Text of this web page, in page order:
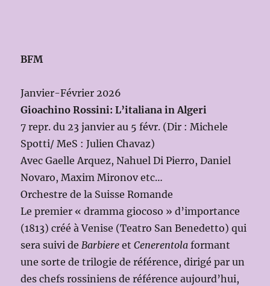
BFM
Janvier-Février 2026
Gioachino Rossini: L’italiana in Algeri
7 repr. du 23 janvier au 5 févr. (Dir : Michele
Spotti/ MeS : Julien Chavaz)
Avec Gaelle Arquez, Nahuel Di Pierro, Daniel
Novaro, Maxim Mironov etc…
Orchestre de la Suisse Romande
Le premier « dramma giocoso » d’importance
(1813) créé à Venise (Teatro San Benedetto) qui
sera suivi deBarbiere etCenerentola formant
une sorte de trilogie de référence, dirigé par un
des chefs rossiniens de référence aujourd’hui,